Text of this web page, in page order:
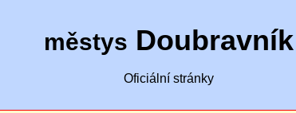
městys Doubravník
Oficiální stránky